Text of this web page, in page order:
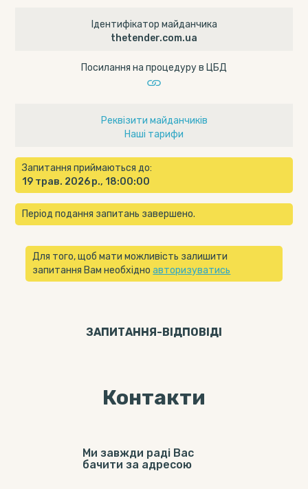
Ідентифікатор майданчика
thetender.com.ua
Посилання на процедуру в ЦБД
Реквізити майданчиків
Наші тарифи
Запитання приймаються до:
19 трав. 2026 р., 18:00:00
Період подання запитань завершено.
Для того, щоб мати можливість залишити
запитання Вам необхідноавторизуватись
ЗАПИТАННЯ-ВІДПОВIДI
Контакти
Ми завжди раді Вас
бачити за адресою